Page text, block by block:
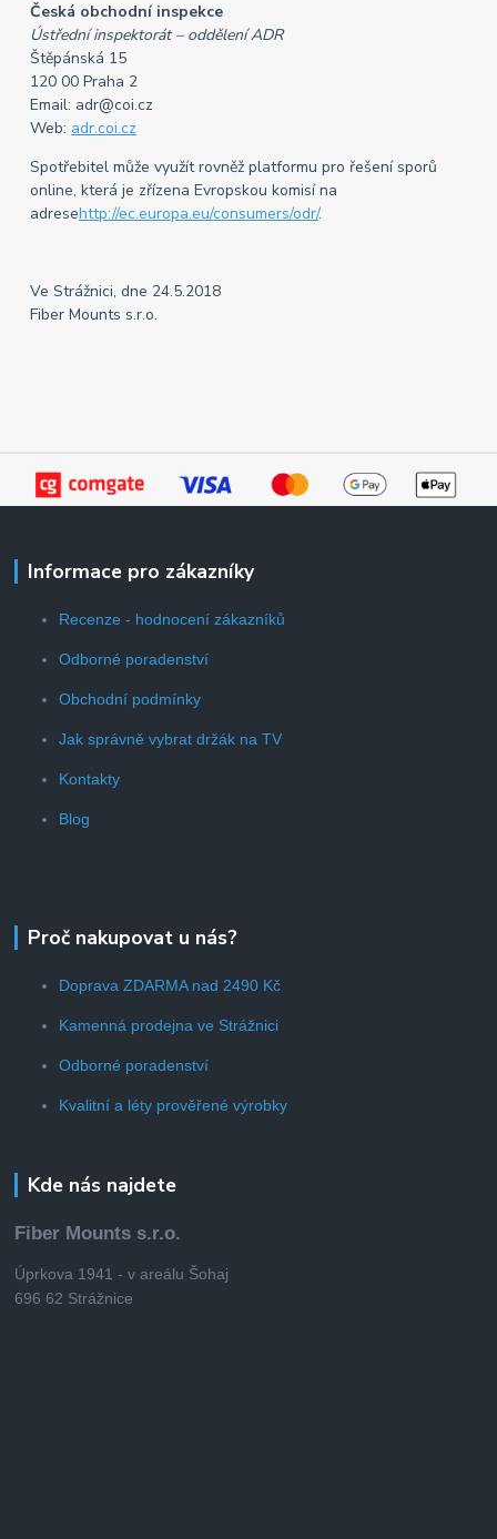
Česká obchodní inspekce
Ústřední inspektorát – oddělení ADR
Štěpánská 15
120 00 Praha 2
Email: adr@coi.cz
Web: adr.coi.cz
Spotřebitel může využít rovněž platformu pro řešení sporů
online, která je zřízena Evropskou komisí na
adresehttp://ec.europa.eu/consumers/odr/.
Ve Strážnici, dne 24.5.2018
Fiber Mounts s.r.o.
Informace pro zákazníky
Recenze - hodnocení zákazníků
Odborné poradenství
Obchodní podmínky
Jak správně vybrat držák na TV
Kontakty
Blog
Proč nakupovat u nás?
Doprava ZDARMA nad 2490 Kč
Kamenná prodejna ve Strážnici
Odborné poradenství
Kvalitní a léty prověřené výrobky
Kde nás najdete
Fiber Mounts s.r.o.
Úprkova 1941 - v areálu Šohaj
696 62 Strážnice